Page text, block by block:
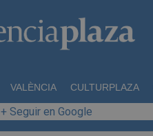
VALÈNCIA CULTURPLAZA
+ Seguir en Google